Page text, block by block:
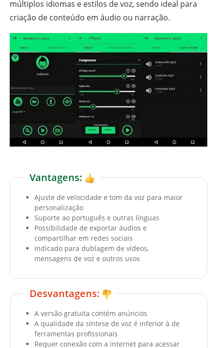
múltiplos idiomas e estilos de voz, sendo ideal para
criação de conteúdo em áudio ou narração.
Vantagens:
Ajuste de velocidade e tom da voz para maior
personalização
Suporte ao português e outras línguas
Possibilidade de exportar áudios e
compartilhar em redes sociais
Indicado para dublagem de vídeos,
mensagens de voz e outros usos
Desvantagens:
A versão gratuita contém anúncios
A qualidade da síntese de voz é inferior à de
ferramentas profissionais
Requer conexão com a internet para acessar